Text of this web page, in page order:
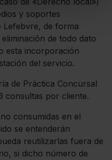
esenciales
aquellas
quieras permitir en tu
ninguna utilizaremos las
la navegación.
y soportes
Lefebvre, de forma
de todo dato
esta incorporación
del servicio.
de Práctica Concursal
consultas por cliente.
consumidas en el
se entenderán
reutilizarlas fuera de
si dicho número de